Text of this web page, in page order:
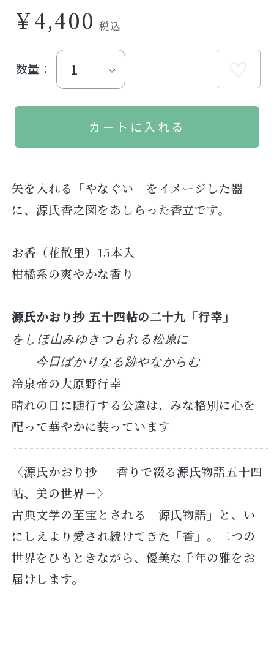
￥4,400
数量：
矢を入れる「やなぐい」をイメージした器
に、源氏香之図をあしらった香立です。
お香（花散里）15本入
柑橘系の爽やかな香り
源氏かおり抄 五十四帖の二十九「行幸」
をしほ山みゆきつもれる松原に
今日ばかりなる跡やなからむ
冷泉帝の大原野行幸
晴れの日に随行する公達は、みな格別に心を
配って華やかに装っています
〈源氏かおり抄 －香りで綴る源氏物語五十四
帖、美の世界－〉
古典文学の至宝とされる「源氏物語」と、い
にしえより愛され続けてきた「香」。二つの
世界をひもときながら、優美な千年の雅をお
届けします。